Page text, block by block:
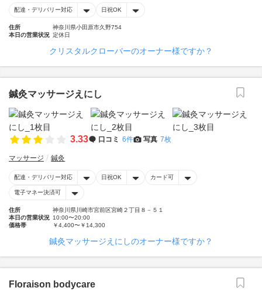
配達・デリバリー対応 日祝OK
住所
神奈川県小田原市久野754
本日の営業状況 定休日
クリスタルクローバーのオーナー様ですか？
鍼灸マッサージえにし
3.33 口コミ 6件 写真 7枚
マッサージ 鍼灸
配達・デリバリー対応 日祝OK カード可
電子マネー決済可
住所
神奈川県川崎市宮前区宮崎２丁目８－５１
本日の営業状況 10:00〜20:00
価格帯
￥4,400〜￥14,300
鍼灸マッサージえにしのオーナー様ですか？
Floraison bodycare